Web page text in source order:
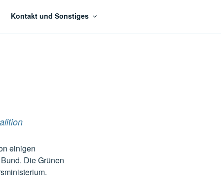
Kontakt und Sonstiges
einigen
Die Grünen